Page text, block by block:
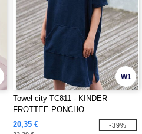
W1
Towel city TC811 - KINDER-
FROTTEE-PONCHO
20,35 €
-39%